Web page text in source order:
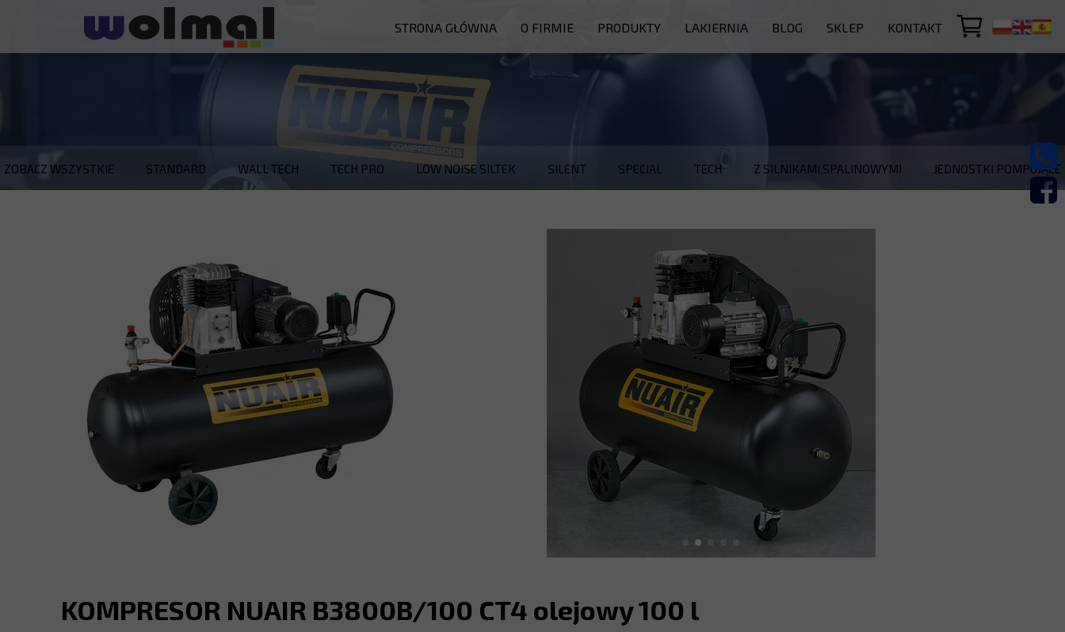
STRONA GŁÓWNA O FIRMIE PRODUKTY
PIECE
INNE
LAKIERNIA BLOG SKLEP
KOMPRESORY NUAIR
KONTAKT
ZOBACZ WSZYSTKIE STANDARD WALL TECH TECH PRO LOW NOISE SILTEK SILENT SPECIAL TECH Z SILNIKAMI SPALINOWYMI JEDNOSTKI POMPUJĄCE
KOMPRESOR NUAIR B3800B/100 CT4 olejowy 100 l